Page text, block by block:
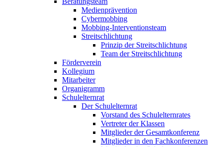
Medienprävention
Cybermobbing
Mobbing-Interventionsteam
Streitschlichtung
Prinzip der Streitschlichtung
Team der Streitschlichtung
Förderverein
Kollegium
Mitarbeiter
Organigramm
Schulelternrat
Der Schulelternrat
Vorstand des Schulelternrates
Vertreter der Klassen
Mitglieder der Gesamtkonferenz
Mitglieder in den Fachkonferenzen